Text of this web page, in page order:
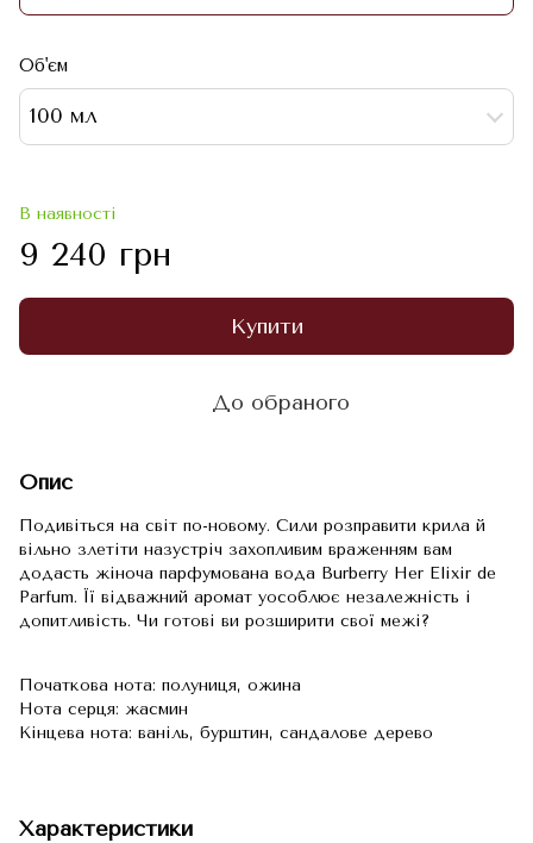
Об'єм
100 мл
В наявності
9 240 грн
Купити
До обраного
Опис
Подивіться на світ по-новому. Сили розправити крила й
вільно злетіти назустріч захопливим враженням вам
додасть жіноча парфумована вода Burberry Her Elixir de
Parfum. Її відважний аромат уособлює незалежність і
допитливість. Чи готові ви розширити свої межі?
Початкова нота: полуниця, ожина
Нота серця: жасмин
Кінцева нота: ваніль, бурштин, сандалове дерево
Характеристики